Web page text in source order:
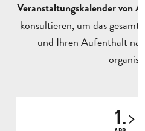
Veranstaltungskalender von
konsultieren, um das
und Ihren Aufenthalt
1. 31.